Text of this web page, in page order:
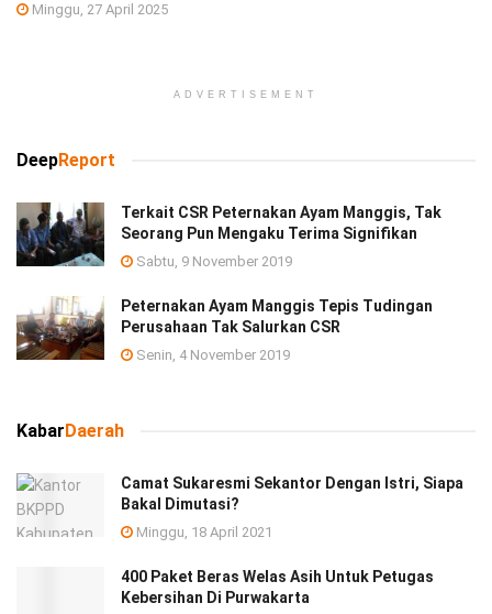
Minggu, 27 April 2025
ADVERTISEMENT
DeepReport
Terkait CSR Peternakan Ayam Manggis, Tak
Seorang Pun Mengaku Terima Signifikan
Sabtu, 9 November 2019
Peternakan Ayam Manggis Tepis Tudingan
Perusahaan Tak Salurkan CSR
Senin, 4 November 2019
Kabar Daerah
Camat Sukaresmi Sekantor Dengan Istri, Siapa
Bakal Dimutasi?
Minggu, 18 April 2021
400 Paket Beras Welas Asih Untuk Petugas
Kebersihan Di Purwakarta